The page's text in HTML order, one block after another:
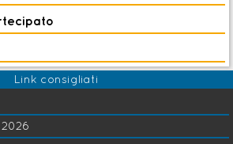
Link consigliati